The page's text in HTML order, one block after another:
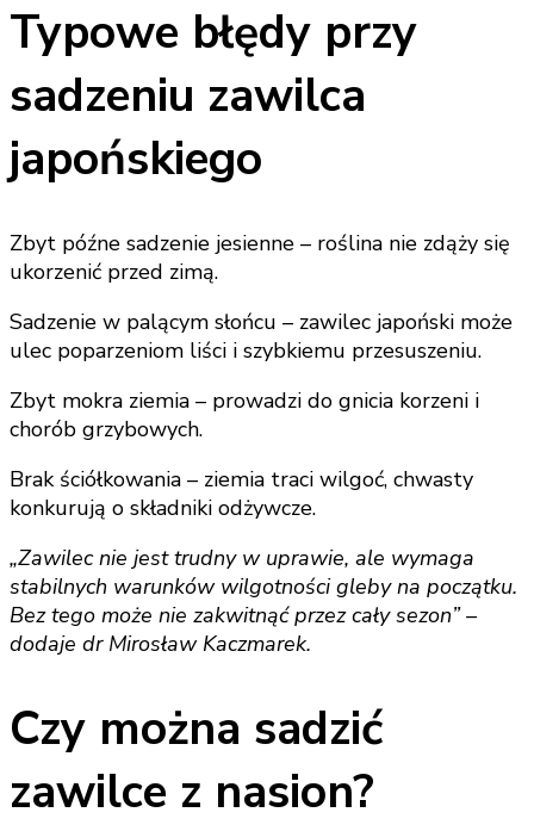
Typowe błędy przy
sadzeniu zawilca
japońskiego
Zbyt późne sadzenie jesienne – roślina nie zdąży się
ukorzenić przed zimą.
Sadzenie w palącym słońcu – zawilec japoński może
ulec poparzeniom liści i szybkiemu przesuszeniu.
Zbyt mokra ziemia – prowadzi do gnicia korzeni i
chorób grzybowych.
Brak ściółkowania – ziemia traci wilgoć, chwasty
konkurują o składniki odżywcze.
„Zawilec nie jest trudny w uprawie, ale wymaga
stabilnych warunków wilgotności gleby na początku.
Bez tego może nie zakwitnąć przez cały sezon” –
dodaje dr Mirosław Kaczmarek.
Czy można sadzić
zawilce z nasion?